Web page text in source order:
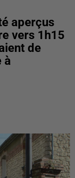
aperçus
vers 1h15
de
à